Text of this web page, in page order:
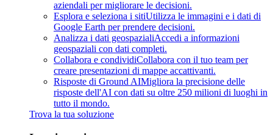
aziendali per migliorare le decisioni.
Esplora e seleziona i sitiUtilizza le immagini e i dati di
Google Earth per prendere decisioni.
Analizza i dati geospazialiAccedi a informazioni
geospaziali con dati completi.
Collabora e condividiCollabora con il tuo team per
creare presentazioni di mappe accattivanti.
Risposte di Ground AIMigliora la precisione delle
risposte dell'AI con dati su oltre 250 milioni di luoghi in
tutto il mondo.
Trova la tua soluzione